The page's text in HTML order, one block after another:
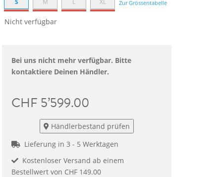
S M L XL Zur Grössentabelle
Nicht verfügbar
Bei uns nicht mehr verfügbar. Bitte
kontaktiere Deinen Händler.
CHF 5’599.00
Händlerbestand prüfen
Lieferung in 3 - 5 Werktagen
Kostenloser Versand ab einem
Bestellwert von CHF 149.00